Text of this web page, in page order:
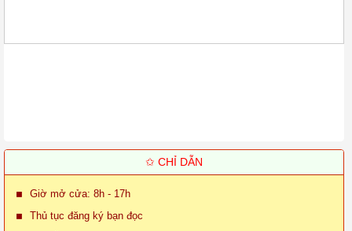
✩ CHỈ DẪN
Giờ mở cửa: 8h - 17h
Thủ tục đăng ký bạn đọc